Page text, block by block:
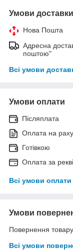
Умови доставки
Нова Пошта
Адресна
поштою"
Всі умови
Умови оплати
Післяплата
Оплата на
Готівкою
Оплата за
Всі умови оплати
Умови
Повернення
Всі умови